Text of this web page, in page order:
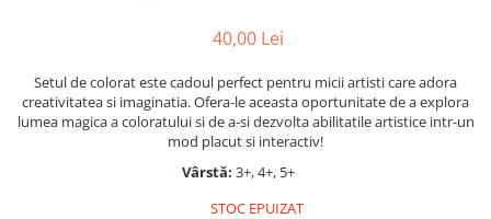
LEGO Sonic the Hedgehog
LEGO Wicked
LEGO Animal Crossing
40,00 Lei
Setul de colorat este cadoul perfect pentru micii artisti care adora
creativitatea si imaginatia. Ofera-le aceasta oportunitate de a explora
lumea magica a coloratului si de a-si dezvolta abilitatile artistice intr-un
mod placut si interactiv!
Vârstă: 3+, 4+, 5+
STOC EPUIZAT